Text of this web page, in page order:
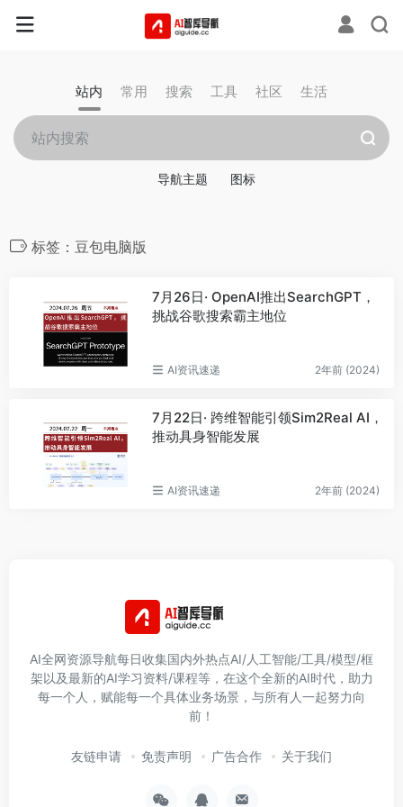
站内 常用 搜索 工具 社区 生活
导航主题 图标
标签：豆包电脑版
7月26日· OpenAI推出SearchGPT，
挑战谷歌搜索霸主地位
AI资讯速递 2年前 (2024)
7月22日· 跨维智能引领Sim2Real AI，
推动具身智能发展
AI资讯速递 2年前 (2024)
AI全网资源导航每日收集国内外热点AI/人工智能/工具/模型/框
架以及最新的AI学习资料/课程等，在这个全新的AI时代，助力
每一个人，赋能每一个具体业务场景，与所有人一起努力向
前！
友链申请 免责声明 广告合作 关于我们